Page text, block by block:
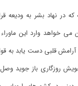
که در نهاد بشر به ودیعه
خواهد وارد این
قلبی دست یابد به
روزگاری باز جوید